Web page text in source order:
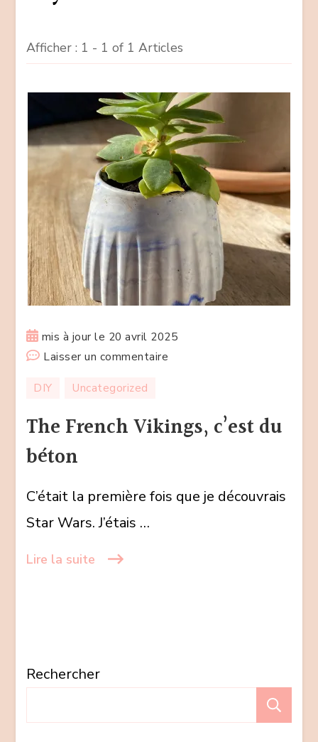
Afficher : 1 - 1 of 1 Articles
mis à jour le 20 avril 2025
Laisser un commentaire
c’est
DIY Uncategorized
The French Vikings, c’est du
béton
C’était la première fois que je découvrais
Star Wars. J’étais …
Lire la suite
Rechercher